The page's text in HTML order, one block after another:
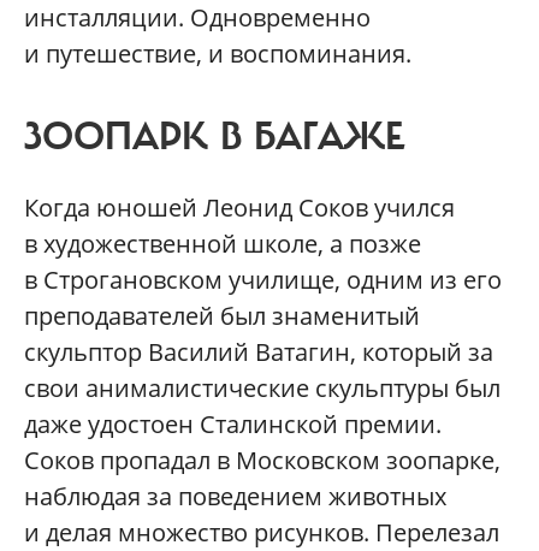
инсталляции. Одновременно
и путешествие, и воспоминания.
ЗООПАРК В БАГАЖЕ
Когда юношей Леонид Соков учился
в художественной школе, а позже
в Строгановском училище, одним из его
преподавателей был знаменитый
скульптор Василий Ватагин, который за
свои анималистические скульптуры был
даже удостоен Сталинской премии.
Соков пропадал в Московском зоопарке,
наблюдая за поведением животных
и делая множество рисунков. Перелезал